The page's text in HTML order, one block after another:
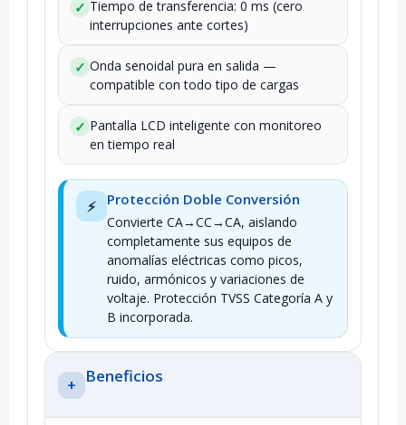
✓ Tiempo de transferencia: 0 ms (cero
interrupciones ante cortes)
✓ Onda senoidal pura en salida —
compatible con todo tipo de cargas
✓ Pantalla LCD inteligente con monitoreo
en tiempo real
⚡ Protección Doble Conversión
Convierte CA→CC→CA, aislando
completamente sus equipos de
anomalías eléctricas como picos,
ruido, armónicos y variaciones de
voltaje. Protección TVSS Categoría A y
B incorporada.
+ Beneficios